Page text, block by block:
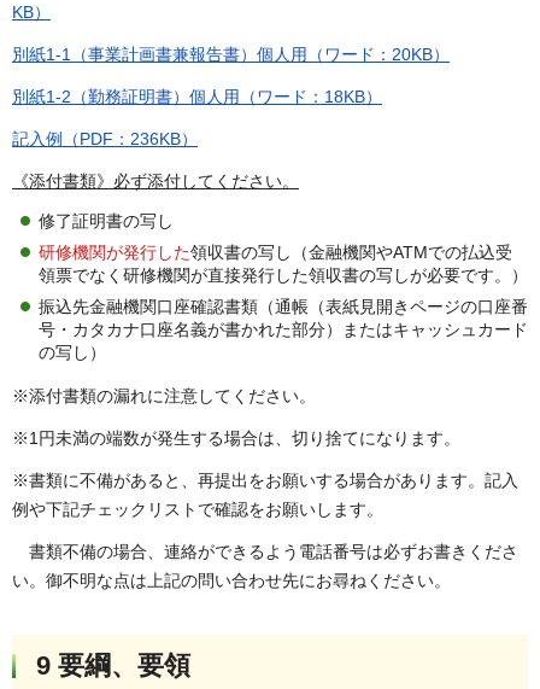
KB）
別紙1-1（事業計画書兼報告書）個人用（ワード：20KB）
別紙1-2（勤務証明書）個人用（ワード：18KB）
記入例（PDF：236KB）
《添付書類》必ず添付してください。
修了証明書の写し
研修機関が発行した領収書の写し（金融機関やATMでの払込受
領票でなく研修機関が直接発行した領収書の写しが必要です。）
振込先金融機関口座確認書類（通帳（表紙見開きページの口座番
号・カタカナ口座名義が書かれた部分）またはキャッシュカード
の写し）
※添付書類の漏れに注意してください。
※1円未満の端数が発生する場合は、切り捨てになります。
※書類に不備があると、再提出をお願いする場合があります。記入
例や下記チェックリストで確認をお願いします。
書類不備の場合、連絡ができるよう電話番号は必ずお書きくださ
い。御不明な点は上記の問い合わせ先にお尋ねください。
9 要綱、要領